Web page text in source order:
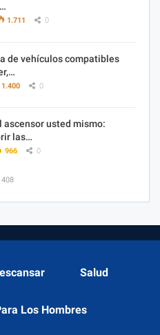
1.711 0
de vehículos compatibles
1.400 0
ascensor usted mismo:
las…
966 0
408
Salud
Los Hombres